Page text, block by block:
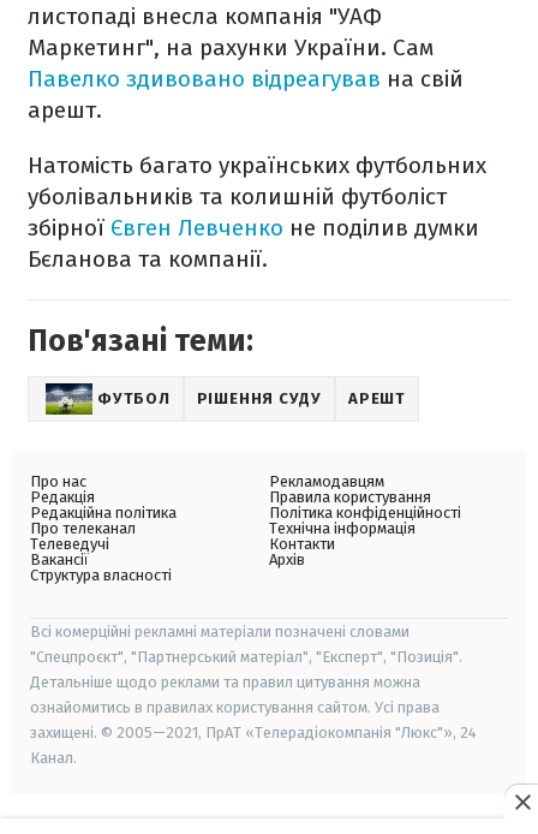
листопаді внесла компанія "УАФ
Маркетинг", на рахунки України. Сам
Павелко здивовано відреагував на свій
арешт.
Натомість багато українських футбольних
уболівальників та колишній футболіст
збірної Євген Левченко не поділив думки
Бєланова та компанії.
Пов'язані теми:
ФУТБОЛ РІШЕННЯ СУДУ АРЕШТ
Про нас
Редакція
Редакційна політика
Про телеканал
Телеведучі
Вакансії
Структура власності
Рекламодавцям
Правила користування
Політика конфіденційності
Технічна інформація
Контакти
Архів
Всі комерційні рекламні матеріали позначені словами
"Спецпроєкт", "Партнерський матеріал", "Експерт", "Позиція".
Детальніше щодо реклами та правил цитування можна
ознайомитись в правилах користування сайтом. Усі права
захищені. © 2005—2021, ПрАТ «Телерадіокомпанія "Люкс"», 24
Канал.